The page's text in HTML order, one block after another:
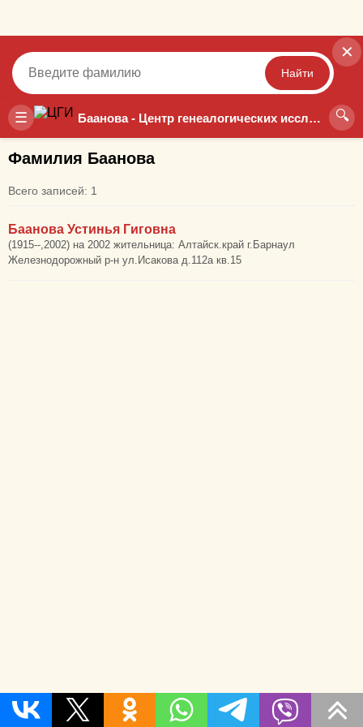
☰ Баанова - Центр генеалогических исследований 🔍
✕
Найти
Точный Неточный
Фамилия Баанова
Всего записей: 1
Баанова Устинья Гиговна
(1915--,2002) на 2002 жительница: Алтайск.край г.Барнаул
Железнодорожный р-н ул.Исакова д.112а кв.15